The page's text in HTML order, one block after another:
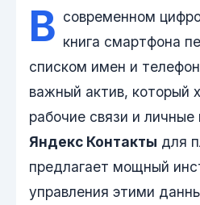
В современном
книга смартфона
списком имен и
важный актив, который
рабочие связи и
Яндекс Контакты для
предлагает мощный
управления этими